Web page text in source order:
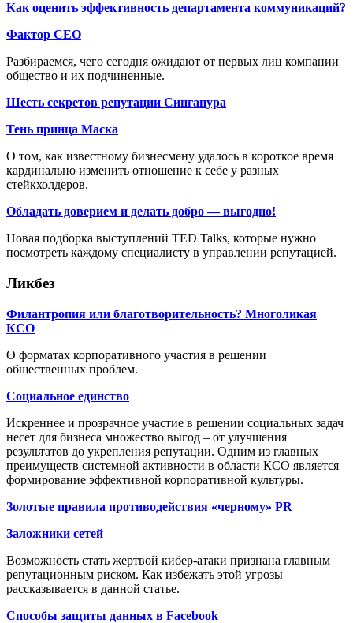
Как оценить эффективность департамента коммуникаций?
Фактор СЕО
Разбираемся, чего сегодня ожидают от первых лиц компании
общество и их подчиненные.
Шесть секретов репутации Сингапура
Тень принца Маска
О том, как известному бизнесмену удалось в короткое время
кардинально изменить отношение к себе у разных
стейкхолдеров.
Обладать доверием и делать добро — выгодно!
Новая подборка выступлений TED Talks, которые нужно
посмотреть каждому специалисту в управлении репутацией.
Ликбез
Филантропия или благотворительность? Многоликая
КСО
О форматах корпоративного участия в решении
общественных проблем.
Социальное единство
Искреннее и прозрачное участие в решении социальных задач
несет для бизнеса множество выгод – от улучшения
результатов до укрепления репутации. Одним из главных
преимуществ системной активности в области КСО является
формирование эффективной корпоративной культуры.
Золотые правила противодействия «черному» PR
Заложники сетей
Возможность стать жертвой кибер-атаки признана главным
репутационным риском. Как избежать этой угрозы
рассказывается в данной статье.
Способы защиты данных в Facebook